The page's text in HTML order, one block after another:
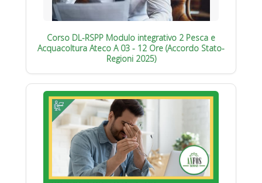
Corso DL-RSPP Modulo integrativo 2 Pesca e
Acquacoltura Ateco A 03 - 12 Ore (Accordo Stato-
Regioni 2025)